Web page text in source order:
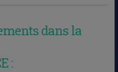
dans la
: